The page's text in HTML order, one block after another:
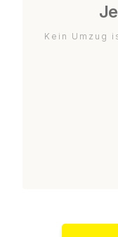
Kein Umzug